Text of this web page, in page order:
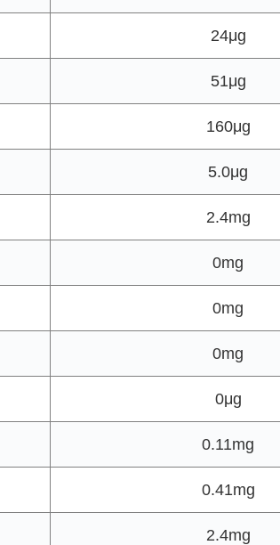
24μg
51μg
160μg
5.0μg
2.4mg
0mg
0mg
0mg
0μg
0.11mg
0.41mg
2.4mg